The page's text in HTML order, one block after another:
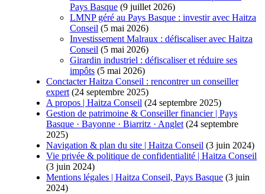
Pays Basque (9 juillet 2026)
LMNP géré au Pays Basque : investir avec Haitza
Conseil (5 mai 2026)
Investissement Malraux : défiscaliser avec Haitza
Conseil (5 mai 2026)
Girardin industriel : défiscaliser et réduire ses
impôts (5 mai 2026)
Conctacter Haitza Conseil : rencontrer un conseiller
expert (24 septembre 2025)
A propos | Haitza Conseil (24 septembre 2025)
Gestion de patrimoine & Conseiller financier | Pays
Basque · Bayonne · Biarritz · Anglet (24 septembre
2025)
Navigation & plan du site | Haitza Conseil (3 juin 2024)
Vie privée & politique de confidentialité | Haitza Conseil
(3 juin 2024)
Mentions légales | Haitza Conseil, Pays Basque (3 juin
2024)